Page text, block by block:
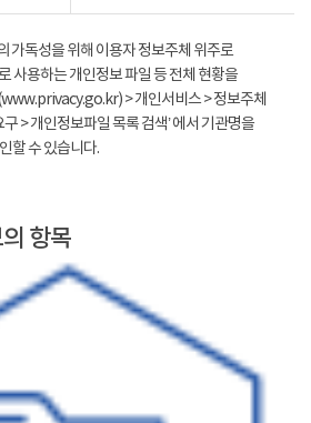
가독성을 위해 이용자 정보주체 위주로
사용하는 개인정보 파일 등 전체 현황을
> 개인서비스 > 정보주체
> 개인정보파일 목록 검색’ 에서 기관명을
할 수 있습니다.
항목